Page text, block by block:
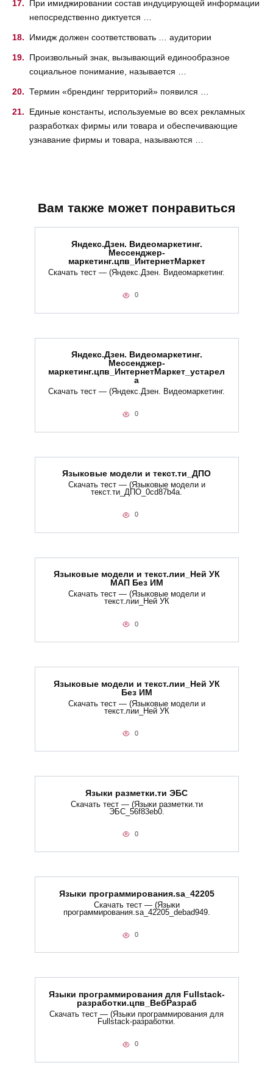
При имиджировании состав индуцирующей информации
непосредственно диктуется …
Имидж должен соответствовать … аудитории
Произвольный знак, вызывающий единообразное
социальное понимание, называется …
Термин «брендинг территорий» появился …
Единые константы, используемые во всех рекламных
разработках фирмы или товара и обеспечивающие
узнавание фирмы и товара, называются …
Вам также может понравиться
Яндекс.Дзен. Видеомаркетинг.
Мессенджер-
маркетинг.цпв_ИнтернетМаркет
Скачать тест — (Яндекс.Дзен. Видеомаркетинг.
0
Яндекс.Дзен. Видеомаркетинг.
Мессенджер-
маркетинг.цпв_ИнтернетМаркет_устарел
а
Скачать тест — (Яндекс.Дзен. Видеомаркетинг.
0
Языковые модели и текст.ти_ДПО
Скачать тест — (Языковые модели и
текст.ти_ДПО_0cd87b4a.
0
Языковые модели и текст.лии_Ней УК
МАП Без ИМ
Скачать тест — (Языковые модели и
текст.лии_Ней УК
0
Языковые модели и текст.лии_Ней УК
Без ИМ
Скачать тест — (Языковые модели и
текст.лии_Ней УК
0
Языки разметки.ти​ ЭБС
Скачать тест — (Языки разметки.ти​
ЭБС_56f83eb0.
0
Языки программирования.sa_42205
Скачать тест — (Языки
программирования.sa_42205_debad949.
0
Языки программирования для Fullstack-
разработки.цпв_ВебРазраб
Скачать тест — (Языки программирования для
Fullstack-разработки.
0